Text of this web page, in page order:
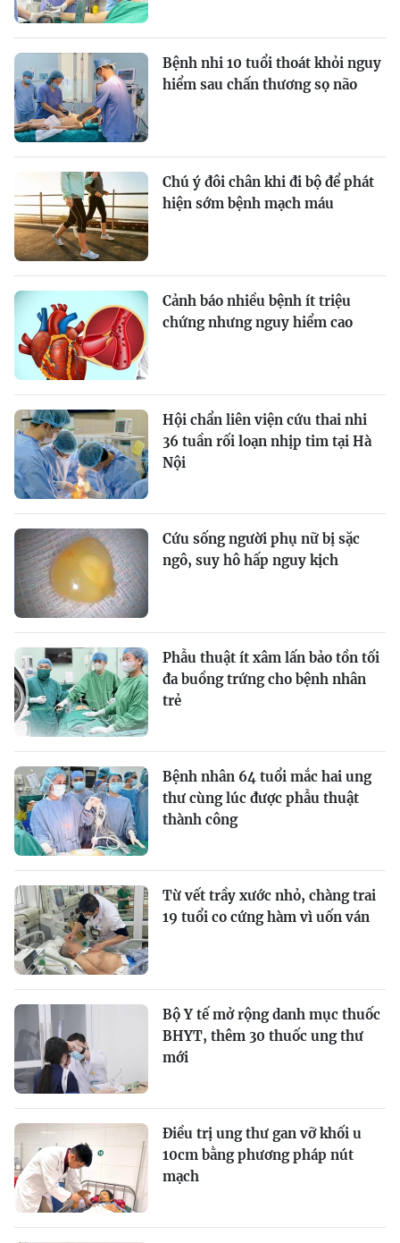
Bệnh nhi 10 tuổi thoát khỏi nguy
hiểm sau chấn thương sọ não
Chú ý đôi chân khi đi bộ để phát
hiện sớm bệnh mạch máu
Cảnh báo nhiều bệnh ít triệu
chứng nhưng nguy hiểm cao
Hội chẩn liên viện cứu thai nhi
36 tuần rối loạn nhịp tim tại Hà
Nội
Cứu sống người phụ nữ bị sặc
ngô, suy hô hấp nguy kịch
Phẫu thuật ít xâm lấn bảo tồn tối
đa buồng trứng cho bệnh nhân
trẻ
Bệnh nhân 64 tuổi mắc hai ung
thư cùng lúc được phẫu thuật
thành công
Từ vết trầy xước nhỏ, chàng trai
19 tuổi co cứng hàm vì uốn ván
Bộ Y tế mở rộng danh mục thuốc
BHYT, thêm 30 thuốc ung thư
mới
Điều trị ung thư gan vỡ khối u
10cm bằng phương pháp nút
mạch